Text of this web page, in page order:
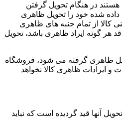
در هنگام تحویل گرفتن
شده خود را تحویل ظاهری
کالا از تمام جنبه های ظاهری
هر گونه ایراد ظاهری باشد، تحویل
ظاهری گرفته می شود، فروشگاه
و ایرادات ظاهری کالا نخواهد
تحویل آنها قید گردیده است که نباید